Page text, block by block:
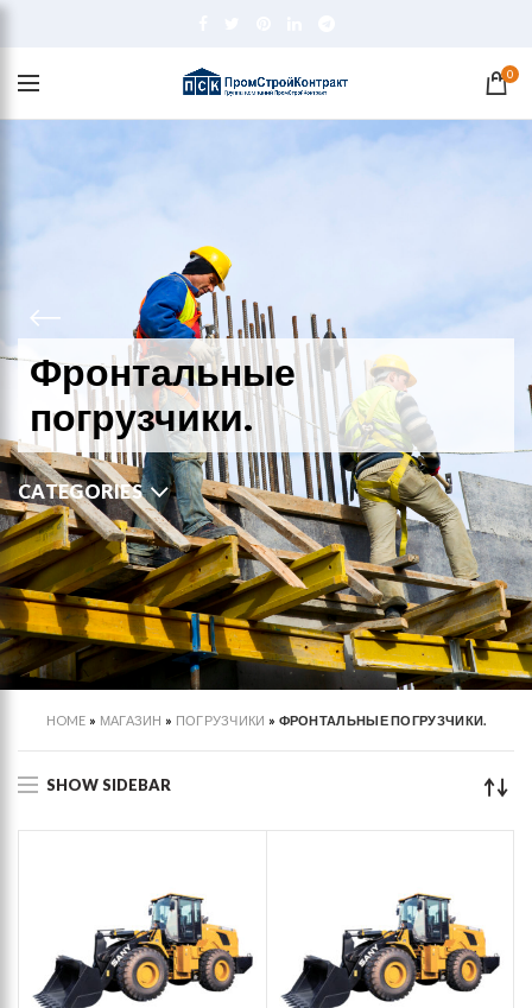
0
Фронтальные
погрузчики.
CATEGORIES
HOME » МАГАЗИН » ПОГРУЗЧИКИ » ФРОНТАЛЬНЫЕ ПОГРУЗЧИКИ.
SHOW SIDEBAR